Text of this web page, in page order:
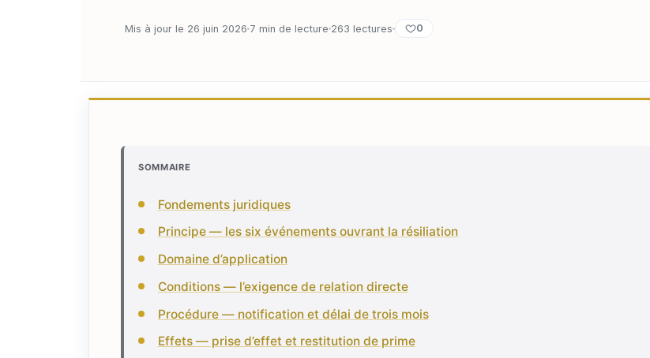
Mis à jour le 26 juin 2026 7 min de lecture 263 lectures 0
SOMMAIRE
Fondements juridiques
Principe — les six événements ouvrant la résiliation
Domaine d’application
Conditions — l’exigence de relation directe
Procédure — notification et délai de trois mois
Effets — prise d’effet et restitution de prime